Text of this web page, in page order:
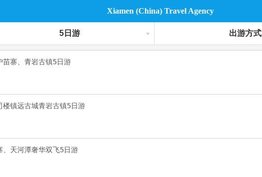
Xiamen (China) Travel Agency
5日游 出游方式
苗寨、青岩古镇5日游
镇远古城青岩古镇5日游
、天河潭奢华双飞5日游